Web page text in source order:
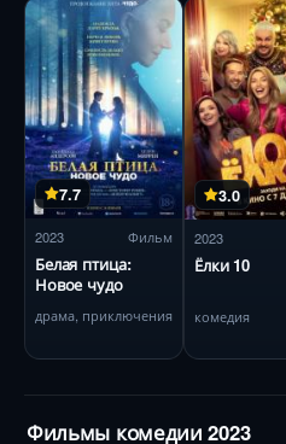
7.7
2023 Фильм
Белая птица:
Новое чудо
драма, приключения
3.0
2023
Ёлки 10
комедия
Фильмы комедии 2023